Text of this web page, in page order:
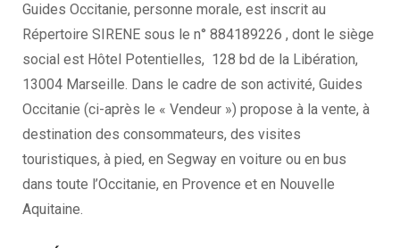
Guides Occitanie, personne morale, est inscrit au
Répertoire SIRENE sous le n° 884189226 , dont le siège
social est Hôtel Potentielles, 128 bd de la Libération,
13004 Marseille. Dans le cadre de son activité, Guides
Occitanie (ci-après le « Vendeur ») propose à la vente, à
destination des consommateurs, des visites
touristiques, à pied, en Segway en voiture ou en bus
dans toute l’Occitanie, en Provence et en Nouvelle
Aquitaine.